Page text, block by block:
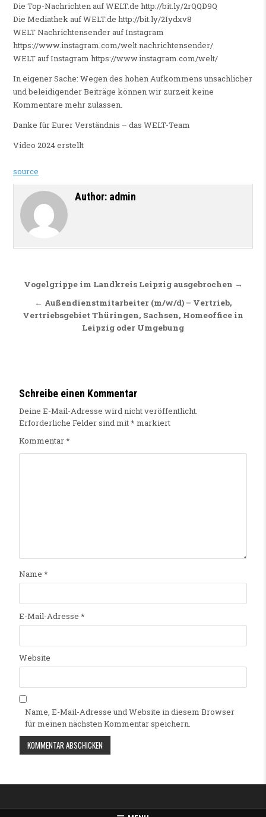
Die Top-Nachrichten auf WELT.de http://bit.ly/2rQQD9Q
Die Mediathek auf WELT.de http://bit.ly/2Iydxv8
WELT Nachrichtensender auf Instagram
https://www.instagram.com/welt.nachrichtensender/
WELT auf Instagram https://www.instagram.com/welt/
In eigener Sache: Wegen des hohen Aufkommens unsachlicher
und beleidigender Beiträge können wir zurzeit keine
Kommentare mehr zulassen.
Danke für Eurer Verständnis – das WELT-Team
Video 2024 erstellt
source
Author: admin
Beitragsnavigation
Vogelgrippe im Landkreis Leipzig ausgebrochen →
← Außendienstmitarbeiter (m/w/d) – Vertrieb,
Vertriebsgebiet Thüringen, Sachsen, Homeoffice in
Leipzig oder Umgebung
Schreibe einen Kommentar
Deine E-Mail-Adresse wird nicht veröffentlicht.
Erforderliche Felder sind mit* markiert
Kommentar*
Name *
E-Mail-Adresse *
Website
Name, E-Mail-Adresse und Website in diesem Browser
für meinen nächsten Kommentar speichern.